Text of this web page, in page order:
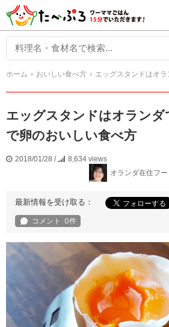
ホーム おいしい食べ方 エッグスタンドはオランダ
エッグスタンドはオランダ
で卵のおいしい食べ方
2018/01/28 /
8,634 views
オランダ在住フ
最新情報を受け取る：